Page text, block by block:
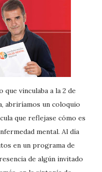
vinculaba a la 2 de
abriríamos un coloquio
que reflejase cómo es
mental. Al día
en un programa de
de algún invitado